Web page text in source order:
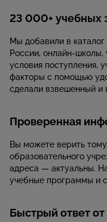
23 000+ учебных
Мы добавили в
России, онлайн-
условия поступления,
факторы с помощью
сделали взвешенный и
Проверенная
Вы можете верить
образовательного
адреса — актуальны.
учебные программы и
Быстрый ответ